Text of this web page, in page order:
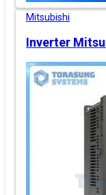
Mitsubishi
Inverter